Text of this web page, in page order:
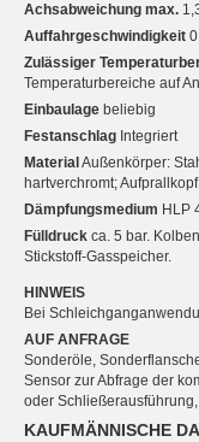
Achsabweichung max.
Auffahrgeschwindigkeit
Zulässiger
Temperaturbereiche auf
Einbaulage beliebig
Festanschlag Integriert
Material Außenkörper:
hartverchromt;
Dämpfungsmedium HLP
Fülldruck ca. 5 bar.
Stickstoff-Gasspeicher.
HINWEIS
Bei
AUF ANFRAGE
Sonderöle,
Sensor zur Abfrage der
oder
KAUFMÄNNISCHE